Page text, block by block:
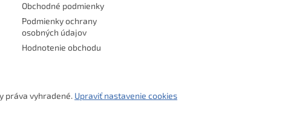
Obchodné podmienky
Podmienky ochrany
osobných údajov
Hodnotenie obchodu
práva vyhradené. Upraviť nastavenie cookies